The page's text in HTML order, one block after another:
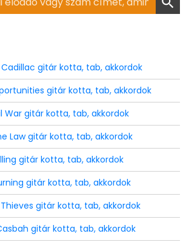
Cadillac gitár kotta, tab, akkordok
gitár kotta, tab, akkordok
War gitár kotta, tab, akkordok
Law gitár kotta, tab, akkordok
gitár kotta, tab, akkordok
gitár kotta, tab, akkordok
gitár kotta, tab, akkordok
gitár kotta, tab, akkordok